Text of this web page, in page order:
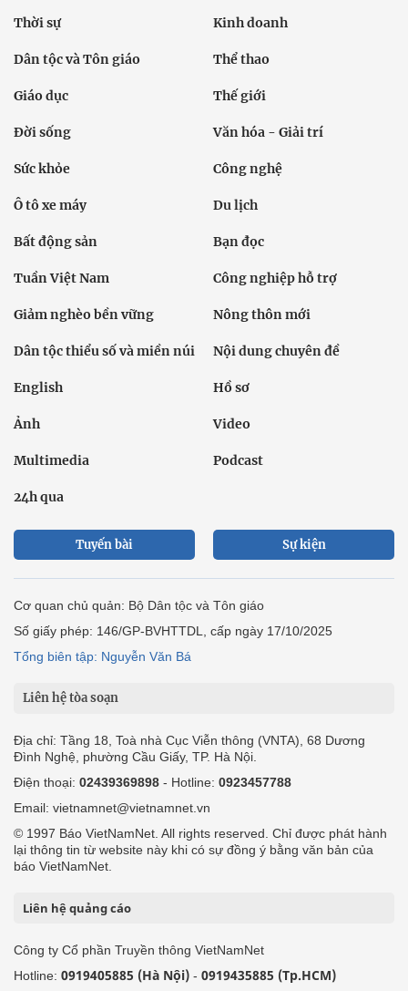
Thời sự Kinh doanh
Dân tộc và Tôn giáo Thể thao
Giáo dục Thế giới
Đời sống Văn hóa - Giải trí
Sức khỏe Công nghệ
Ô tô xe máy Du lịch
Bất động sản Bạn đọc
Tuần Việt Nam Công nghiệp hỗ trợ
Giảm nghèo bền vững Nông thôn mới
Dân tộc thiểu số và miền núi Nội dung chuyên đề
English Hồ sơ
Ảnh Video
Multimedia Podcast
24h qua
Tuyến bài Sự kiện
Cơ quan chủ quản: Bộ Dân tộc và Tôn giáo
Số giấy phép: 146/GP-BVHTTDL, cấp ngày 17/10/2025
Tổng biên tập: Nguyễn Văn Bá
Liên hệ tòa soạn
Địa chỉ: Tầng 18, Toà nhà Cục Viễn thông (VNTA), 68 Dương
Đình Nghệ, phường Cầu Giấy, TP. Hà Nội.
Điện thoại: 02439369898 - Hotline: 0923457788
Email: vietnamnet@vietnamnet.vn
© 1997 Báo VietNamNet. All rights reserved. Chỉ được phát hành
lại thông tin từ website này khi có sự đồng ý bằng văn bản của
báo VietNamNet.
Liên hệ quảng cáo
Công ty Cổ phần Truyền thông VietNamNet
Hotline: 0919405885 (Hà Nội) - 0919435885 (Tp.HCM)